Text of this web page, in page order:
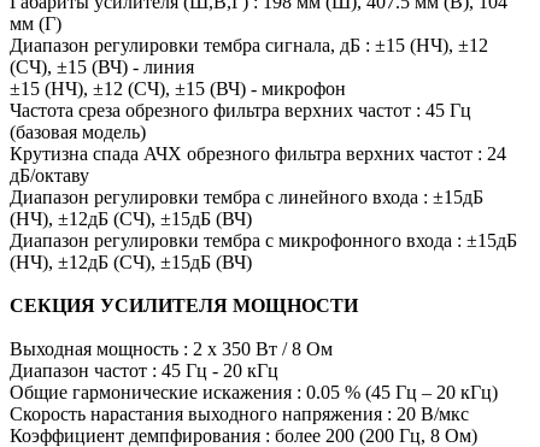
мм (Г)
Диапазон регулировки тембра сигнала, дБ : ±15 (НЧ), ±12
(СЧ), ±15 (ВЧ) - линия
±15 (НЧ), ±12 (СЧ), ±15 (ВЧ) - микрофон
Частота среза обрезного фильтра верхних частот : 45 Гц
(базовая модель)
Крутизна спада АЧХ обрезного фильтра верхних частот : 24
дБ/октаву
Диапазон регулировки тембра с линейного входа : ±15дБ
(НЧ), ±12дБ (СЧ), ±15дБ (ВЧ)
Диапазон регулировки тембра с микрофонного входа : ±15дБ
(НЧ), ±12дБ (СЧ), ±15дБ (ВЧ)
СЕКЦИЯ УСИЛИТЕЛЯ МОЩНОСТИ
Выходная мощность : 2 x 350 Вт / 8 Ом
Диапазон частот : 45 Гц - 20 кГц
Общие гармонические искажения : 0.05 % (45 Гц – 20 кГц)
Скорость нарастания выходного напряжения : 20 В/мкс
Коэффициент демпфирования : более 200 (200 Гц, 8 Ом)